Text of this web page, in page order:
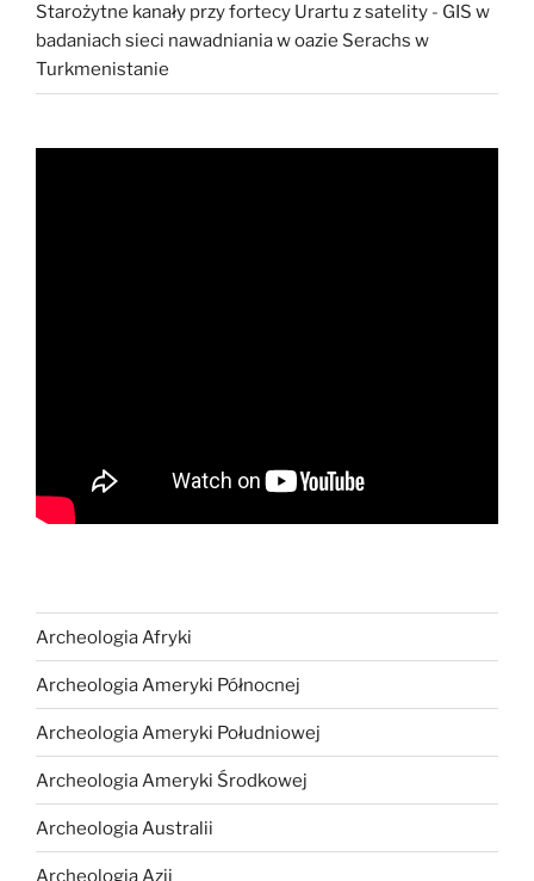
Starożytne kanały przy fortecy Urartu z satelity - GIS w
badaniach sieci nawadniania w oazie Serachs w
Turkmenistanie
Archeologia Afryki
Archeologia Ameryki Północnej
Archeologia Ameryki Południowej
Archeologia Ameryki Środkowej
Archeologia Australii
Archeologia Azji